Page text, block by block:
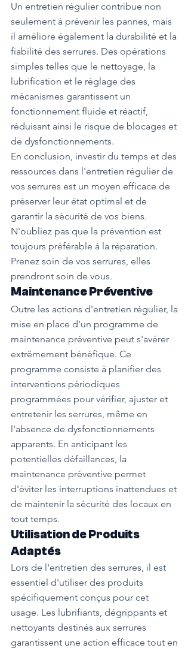
Un entretien régulier contribue non
seulement à prévenir les pannes, mais
il améliore également la durabilité et la
fiabilité des serrures. Des opérations
simples telles que le nettoyage, la
lubrification et le réglage des
mécanismes garantissent un
fonctionnement fluide et réactif,
réduisant ainsi le risque de blocages et
de dysfonctionnements.
En conclusion, investir du temps et des
ressources dans l'entretien régulier de
vos serrures est un moyen efficace de
préserver leur état optimal et de
garantir la sécurité de vos biens.
N'oubliez pas que la prévention est
toujours préférable à la réparation.
Prenez soin de vos serrures, elles
prendront soin de vous.
Maintenance Préventive
Outre les actions d'entretien régulier, la
mise en place d'un programme de
maintenance préventive peut s'avérer
extrêmement bénéfique. Ce
programme consiste à planifier des
interventions périodiques
programmées pour vérifier, ajuster et
entretenir les serrures, même en
l'absence de dysfonctionnements
apparents. En anticipant les
potentielles défaillances, la
maintenance préventive permet
d'éviter les interruptions inattendues et
de maintenir la sécurité des locaux en
tout temps.
Utilisation de Produits
Adaptés
Lors de l'entretien des serrures, il est
essentiel d'utiliser des produits
spécifiquement conçus pour cet
usage. Les lubrifiants, dégrippants et
nettoyants destinés aux serrures
garantissent une action efficace tout en